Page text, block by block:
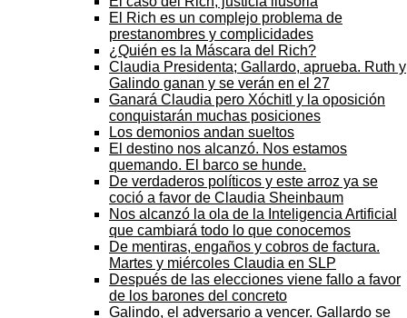
El Rich es un complejo problema de
prestanombres y complicidades
¿Quién es la Máscara del Rich?
Claudia Presidenta; Gallardo, aprueba. Ruth y
Galindo ganan y se verán en el 27
Ganará Claudia pero Xóchitl y la oposición
conquistarán muchas posiciones
Los demonios andan sueltos
El destino nos alcanzó. Nos estamos
quemando. El barco se hunde.
De verdaderos políticos y este arroz ya se
coció a favor de Claudia Sheinbaum
Nos alcanzó la ola de la Inteligencia Artificial
que cambiará todo lo que conocemos
De mentiras, engaños y cobros de factura.
Martes y miércoles Claudia en SLP
Después de las elecciones viene fallo a favor
de los barones del concreto
Galindo, el adversario a vencer. Gallardo se